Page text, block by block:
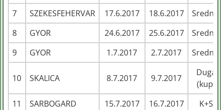
7
SZEKESFEHERVAR 17.6.2017 18.6.2017
Srednja
8
GYOR 24.6.2017 25.6.2017
Srednja
9
GYOR 1.7.2017 2.7.2017 Srednja
10 SKALICA 8.7.2017 9.7.2017
Duga
(kup)
11
SARBOGARD 15.7.2017 16.7.2017 K+S